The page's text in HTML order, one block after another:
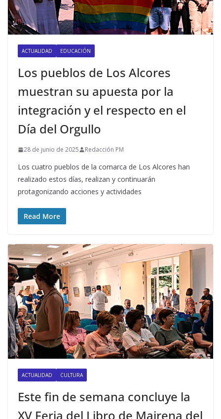
ACTUALIDAD EDUCACIÓN
Los pueblos de Los Alcores
muestran su apuesta por la
integración y el respecto en el
Día del Orgullo
28 de junio de 2025 Redacción PM
Los cuatro pueblos de la comarca de Los Alcores han
realizado estos días, realizan y continuarán
protagonizando acciones y actividades
Read More
ACTUALIDAD CULTURA
Este fin de semana concluye la
XV Feria del Libro de Mairena del